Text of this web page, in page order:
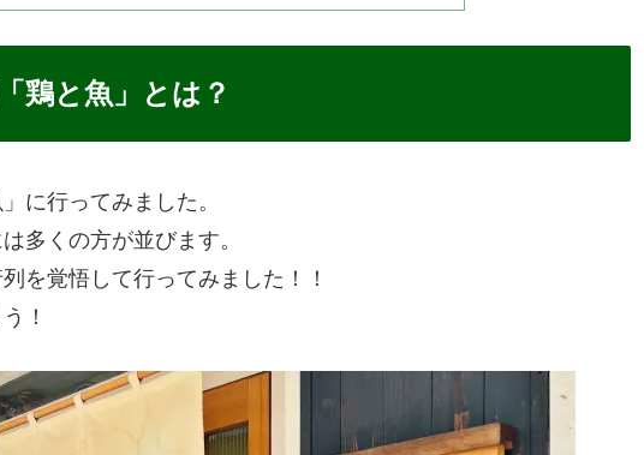
鶏と魚」とは？
に行ってみました。
多くの方が並びます。
を覚悟して行ってみました！！
！